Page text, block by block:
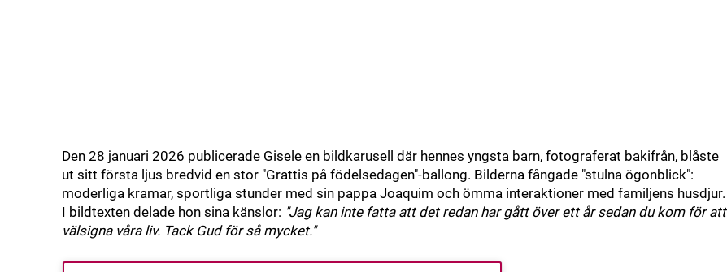
Den 28 januari 2026 publicerade Gisele en bildkarusell där hennes yngsta barn, fotograferat bakifrån, blåste
ut sitt första ljus bredvid en stor "Grattis på födelsedagen"-ballong. Bilderna fångade "stulna ögonblick":
moderliga kramar, sportliga stunder med sin pappa Joaquim och ömma interaktioner med familjens husdjur.
I bildtexten delade hon sina känslor: "Jag kan inte fatta att det redan har gått över ett år sedan du kom för att
välsigna våra liv. Tack Gud för så mycket."